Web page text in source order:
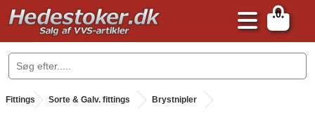
0
.
Fittings . Sorte & Galv. fittings Brystnipler